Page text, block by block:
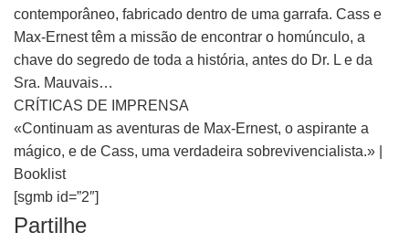
contemporâneo, fabricado dentro de uma garrafa. Cass e
Max-Ernest têm a missão de encontrar o homúnculo, a
chave do segredo de toda a história, antes do Dr. L e da
Sra. Mauvais…
CRÍTICAS DE IMPRENSA
«Continuam as aventuras de Max-Ernest, o aspirante a
mágico, e de Cass, uma verdadeira sobrevivencialista.» |
Booklist
[sgmb id=”2″]
Partilhe